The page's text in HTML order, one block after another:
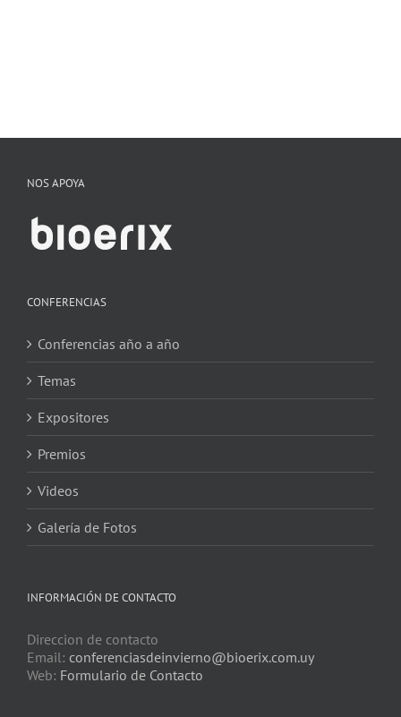
NOS APOYA
CONFERENCIAS
Conferencias año a año
Temas
Expositores
Premios
Videos
Galería de Fotos
INFORMACIÓN DE CONTACTO
Direccion de contacto
Email: conferenciasdeinvierno@bioerix.com.uy
Web: Formulario de Contacto